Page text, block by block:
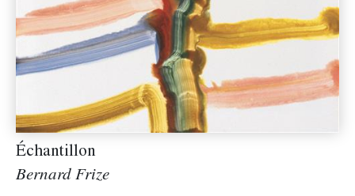
Échantillon
Bernard Frize